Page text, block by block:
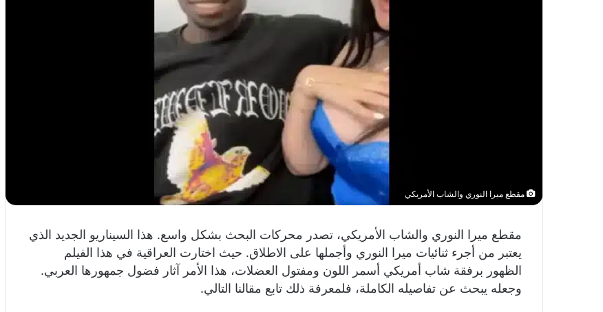
مقطع ميرا النوري والشاب الأمريكي
مقطع ميرا النوري والشاب الأمريكي، تصدر محركات البحث بشكل واسع. هذا السيناريو الجديد الذي
يعتبر من أجرء ثنائيات ميرا النوري وأجملها على الاطلاق. حيث اختارت العراقية في هذا الفيلم
الظهور برفقة شاب أمريكي أسمر اللون ومفتول العضلات، هذا الأمر آثار فضول جمهورها العربي.
وجعله يبحث عن تفاصيله الكاملة، فلمعرفة ذلك تابع مقالنا التالي.